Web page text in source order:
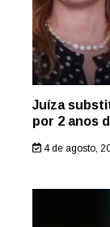
Juíza
por 2 anos
4 de agosto,